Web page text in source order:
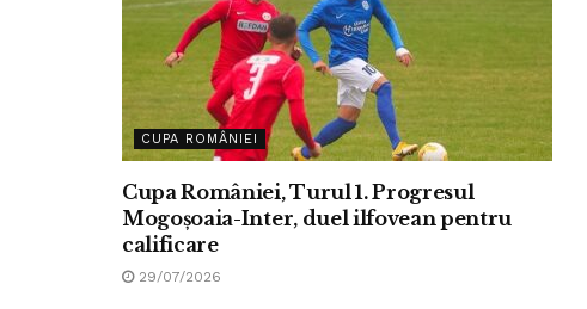
CUPA ROMÂNIEI
Cupa României, Turul 1. Progresul
Mogoșoaia-Inter, duel ilfovean pentru
calificare
29/07/2026